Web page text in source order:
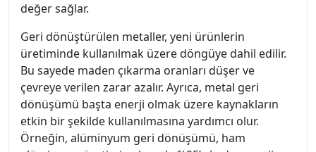
değer sağlar.
Geri dönüştürülen metaller, yeni ürünlerin
üretiminde kullanılmak üzere döngüye dahil edilir.
Bu sayede maden çıkarma oranları düşer ve
çevreye verilen zarar azalır. Ayrıca, metal geri
dönüşümü başta enerji olmak üzere kaynakların
etkin bir şekilde kullanılmasına yardımcı olur.
Örneğin, alüminyum geri dönüşümü, ham